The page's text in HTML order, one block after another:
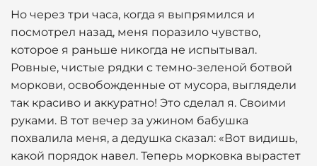
Но через три часа, когда я выпрямился и
посмотрел назад, меня поразило чувство,
которое я раньше никогда не испытывал.
Ровные, чистые рядки с темно-зеленой ботвой
моркови, освобожденные от мусора, выглядели
так красиво и аккуратно! Это сделал я. Своими
руками. В тот вечер за ужином бабушка
похвалила меня, а дедушка сказал: «Вот видишь,
какой порядок навел. Теперь морковка вырастет